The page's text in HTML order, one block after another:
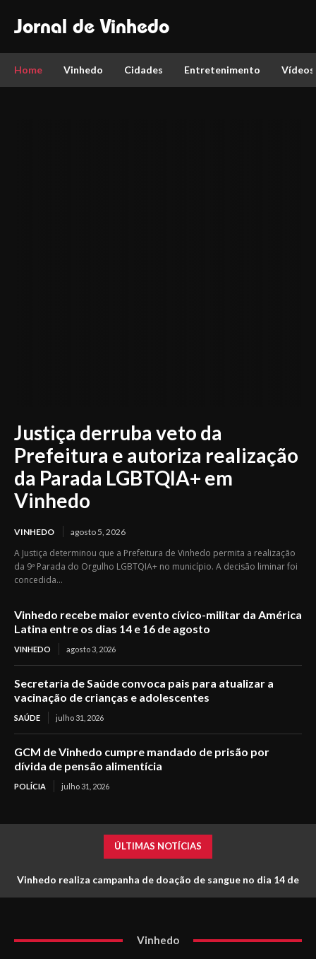
Jornal de Vinhedo
Home Vinhedo Cidades Entretenimento Vídeos
Justiça derruba veto da
Prefeitura e autoriza realização
da Parada LGBTQIA+ em
Vinhedo
VINHEDO agosto 5, 2026
A Justiça determinou que a Prefeitura de Vinhedo permita a realização
da 9ª Parada do Orgulho LGBTQIA+ no município. A decisão liminar foi
concedida...
Vinhedo recebe maior evento cívico-militar da América
Latina entre os dias 14 e 16 de agosto
VINHEDO agosto 3, 2026
Secretaria de Saúde convoca pais para atualizar a
vacinação de crianças e adolescentes
SAÚDE julho 31, 2026
GCM de Vinhedo cumpre mandado de prisão por
dívida de pensão alimentícia
POLÍCIA julho 31, 2026
ÚLTIMAS NOTÍCIAS
Vinhedo realiza campanha de doação de sangue no dia 14 de
Vinhedo